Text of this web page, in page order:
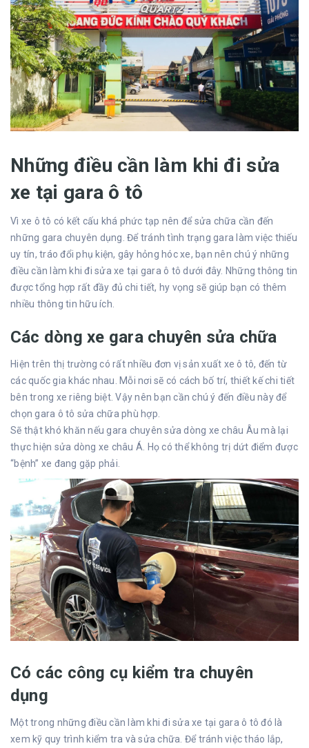
Những điều cần làm khi đi sửa
xe tại gara ô tô
Vì xe ô tô có kết cấu khá phức tạp nên để sửa chữa cần đến
những gara chuyên dụng. Để tránh tình trạng gara làm việc thiếu
uy tín, tráo đổi phụ kiện, gây hỏng hóc xe, bạn nên chú ý những
điều cần làm khi đi sửa xe tại gara ô tô dưới đây. Những thông tin
được tổng hợp rất đầy đủ chi tiết, hy vọng sẽ giúp bạn có thêm
nhiều thông tin hữu ích.
Các dòng xe gara chuyên sửa chữa
Hiện trên thị trường có rất nhiều đơn vị sản xuất xe ô tô, đến từ
các quốc gia khác nhau. Mỗi nơi sẽ có cách bố trí, thiết kế chi tiết
bên trong xe riêng biệt. Vậy nên bạn cần chú ý đến điều này để
chọn gara ô tô sửa chữa phù hợp.
Sẽ thật khó khăn nếu gara chuyên sửa dòng xe châu Âu mà lại
thực hiện sửa dòng xe châu Á. Họ có thể không trị dứt điểm được
“bệnh” xe đang gặp phải.
Có các công cụ kiểm tra chuyên
dụng
Một trong những điều cần làm khi đi sửa xe tại gara ô tô đó là
xem kỹ quy trình kiểm tra và sửa chữa. Để tránh việc tháo lắp,